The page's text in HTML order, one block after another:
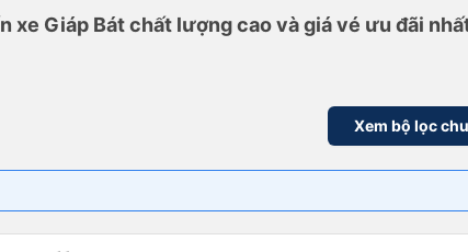
xe Giáp Bát chất lượng cao và giá vé ưu đãi
Xem bộ lọc